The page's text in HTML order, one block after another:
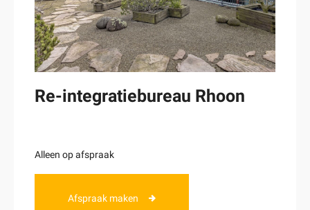
Re-integratiebureau Rhoon
Alleen op afspraak
Afspraak maken